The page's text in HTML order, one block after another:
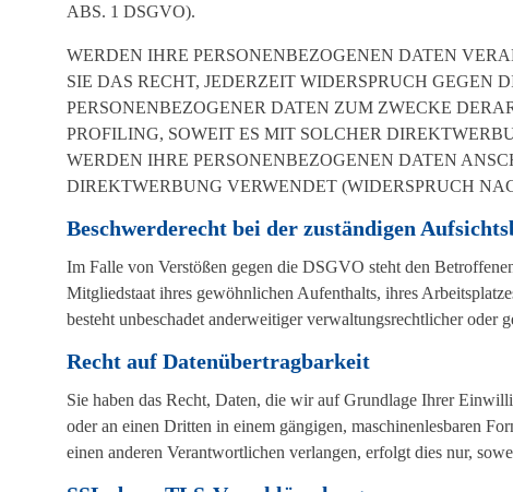
ABS. 1 DSGVO).
WERDEN IHRE PERSONENBEZOGENEN DATEN
SIE DAS RECHT, JEDERZEIT WIDERSPRUCH GEGEN
PERSONENBEZOGENER DATEN ZUM ZWECKE
PROFILING, SOWEIT ES MIT SOLCHER
WERDEN IHRE PERSONENBEZOGENEN DATEN
DIREKTWERBUNG VERWENDET (WIDERSPRUCH
Beschwerde­recht bei der zuständigen
Im Falle von Verstößen gegen die DSGVO steht den
Mitgliedstaat ihres gewöhnlichen Aufenthalts, ihres
besteht unbeschadet anderweitiger verwaltungsrechtlicher oder
Recht auf Daten­übertrag­barkeit
Sie haben das Recht, Daten, die wir auf Grundlage Ihrer
oder an einen Dritten in einem gängigen, maschinenlesbaren
einen anderen Verantwortlichen verlangen, erfolgt dies nur,